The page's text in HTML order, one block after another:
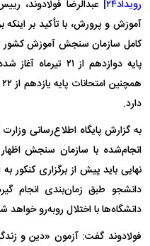
رویداد۲۴|
عبدالرضا فولادوند،
آموزش و پرورش، با تأکید بر اینکه
کامل سازمان سنجش آموزش کشور
دارد.
به گزارش پایگاه اطلاع‌رسانی
انجام‌شده با سازمان سنجش
نهایی باید پیش از برگزاری کنکور
دانشجو طبق زمان‌بندی انجام
دانشگاه‌ها با اختلال روبه‌رو خواهد